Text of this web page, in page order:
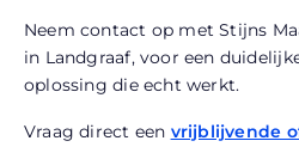
Neem contact op met Stijns
in Landgraaf, voor een
oplossing die echt werkt.
Vraag direct een vrijblijvende